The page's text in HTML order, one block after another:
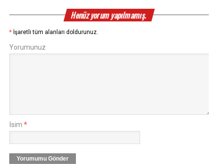
Henüz yorum yapılmamış.
* İşaretli tüm alanları doldurunuz.
Yorumunuz
İsim *
Yorumumu Gönder